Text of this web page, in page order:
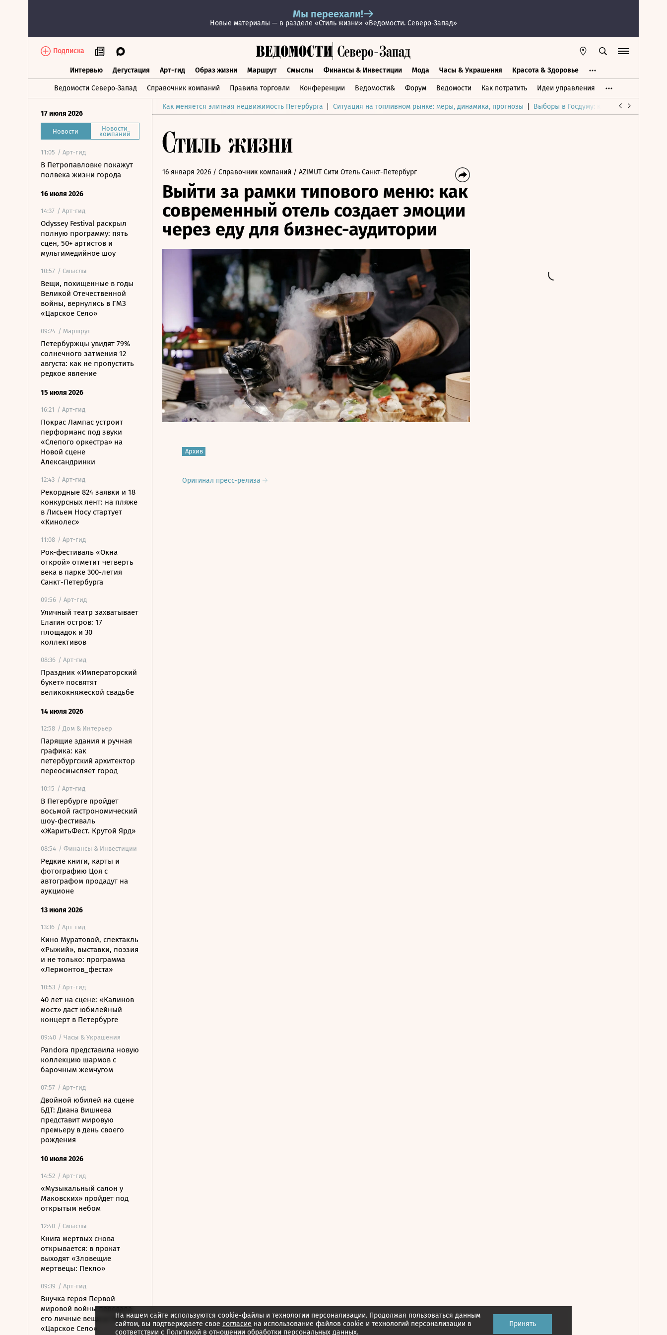
Мы переехали!
Новые материалы — в разделе «Стиль жизни» «Ведомости. Северо-Запад»
Подписка
Интервью Дегустация Арт-гид Образ жизни Маршрут Смыслы Финансы & Инвестиции Мода Часы & Украшения Красота & Здоровье
Ведомости Северо-Запад Справочник компаний Правила торговли Конференции Ведомости& Форум Ведомости Как потратить Идеи управления
Интервью Дегустация Арт-гид Образ жизни Маршрут Смыслы Финансы & Инвестиции Мода Часы & Украшения Дом & Интерьер
Как меняется элитная недвижимость Петербурга Ситуация на топливном рынке: меры, динамика, прогнозы
Выборы в Госдуму: каким был и будет
17 июля 2026
Новости Новости
компаний
11:05 / Арт-гид
В Петропавловке покажут
полвека жизни города
16 июля 2026
14:37 / Арт-гид
Odyssey Festival раскрыл
полную программу: пять
сцен, 50+ артистов и
мультимедийное шоу
10:57 / Смыслы
Вещи, похищенные в годы
Великой Отечественной
войны, вернулись в ГМЗ
«Царское Село»
09:24 / Маршрут
Петербуржцы увидят 79%
солнечного затмения 12
августа: как не пропустить
редкое явление
15 июля 2026
16:21 / Арт-гид
Покрас Лампас устроит
перформанс под звуки
«Слепого оркестра» на
Новой сцене
Александринки
12:43 / Арт-гид
Рекордные 824 заявки и 18
конкурсных лент: на пляже
в Лисьем Носу стартует
«Кинолес»
11:08 / Арт-гид
Рок-фестиваль «Окна
открой» отметит четверть
века в парке 300-летия
Санкт-Петербурга
09:56 / Арт-гид
Уличный театр захватывает
Елагин остров: 17
площадок и 30
коллективов
08:36 / Арт-гид
Праздник «Императорский
букет» посвятят
великокняжеской свадьбе
14 июля 2026
12:58 / Дом & Интерьер
Парящие здания и ручная
графика: как
петербургский архитектор
переосмысляет город
10:15 / Арт-гид
В Петербурге пройдет
восьмой гастрономический
шоу-фестиваль
«ЖаритьФест. Крутой Ярд»
08:54 / Финансы & Инвестиции
Редкие книги, карты и
фотографию Цоя с
автографом продадут на
аукционе
13 июля 2026
13:36 / Арт-гид
Кино Муратовой, спектакль
«Рыжий», выставки, поэзия
и не только: программа
«Лермонтов_феста»
10:53 / Арт-гид
40 лет на сцене: «Калинов
мост» даст юбилейный
концерт в Петербурге
09:40 / Часы & Украшения
Pandora представила новую
коллекцию шармов с
барочным жемчугом
07:57 / Арт-гид
Двойной юбилей на сцене
БДТ: Диана Вишнева
представит мировую
премьеру в день своего
рождения
10 июля 2026
14:52 / Арт-гид
«Музыкальный салон у
Маковских» пройдет под
открытым небом
12:40 / Смыслы
Книга мертвых снова
открывается: в прокат
выходят «Зловещие
мертвецы: Пекло»
09:39 / Арт-гид
Внучка героя Первой
мировой войны передала
его личные вещи в ГМЗ
«Царское Село»
16 января 2026 / Справочник компаний / AZIMUT Сити Отель Санкт-Петербург
Выйти за рамки типового меню: как
современный отель создает эмоции
через еду для бизнес-аудитории
Архив
Оригинал пресс-релиза
На нашем сайте используются cookie-файлы и технологии персонализации. Продолжая пользоваться данным
сайтом, вы подтверждаете свое согласие на использование файлов cookie и технологий персонализации в
соответствии с Политикой в отношении обработки персональных данных.
Принять